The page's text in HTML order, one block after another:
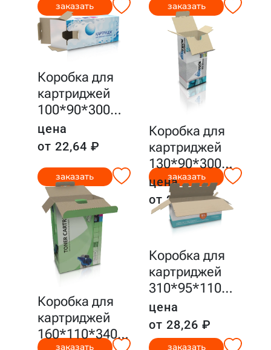
заказать заказать
Коробка для
картриджей
100*90*300…
цена
от 22,64 ₽
заказать
Коробка для
картриджей
130*90*300…
цена
от 25,65 ₽
заказать
Коробка для
картриджей
160*110*340…
заказать
Коробка для
картриджей
310*95*110…
цена
от 28,26 ₽
заказать